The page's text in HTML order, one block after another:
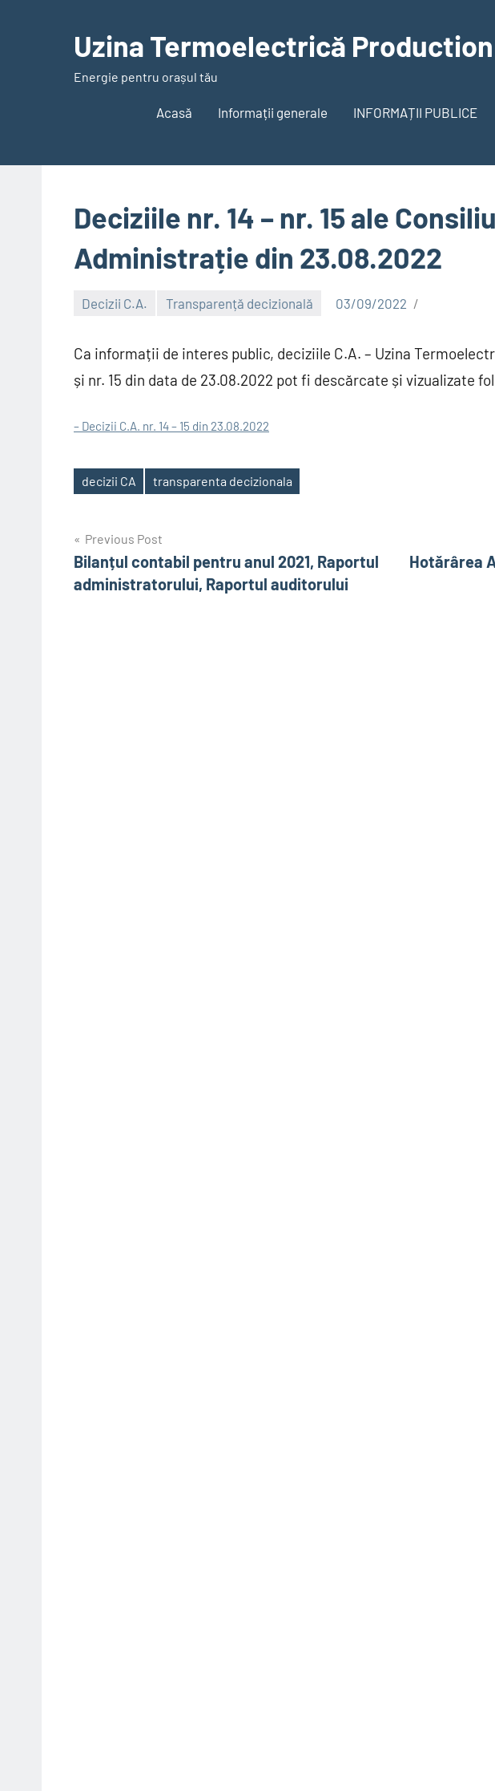
Uzina Termoelectrică
Energie pentru orașul tău
Acasă Informații generale INFORMAȚII PUBLICE
Deciziile nr. 14 – nr. 15 ale
Administrație din 23.08.2022
Decizii C.A. Transparență decizională 03/09/2022
Ca informații de interes public, deciziile C.A. – Uzina
și nr. 15 din data de 23.08.2022 pot fi descărcate și vizualizate
– Decizii C.A. nr. 14 – 15 din 23.08.2022
Tags
decizii CA transparenta decizionala
Post
navigation
Previous Post
Bilanțul contabil pentru anul 2021, Raportul
administratorului, Raportul auditorului
Hotărârea